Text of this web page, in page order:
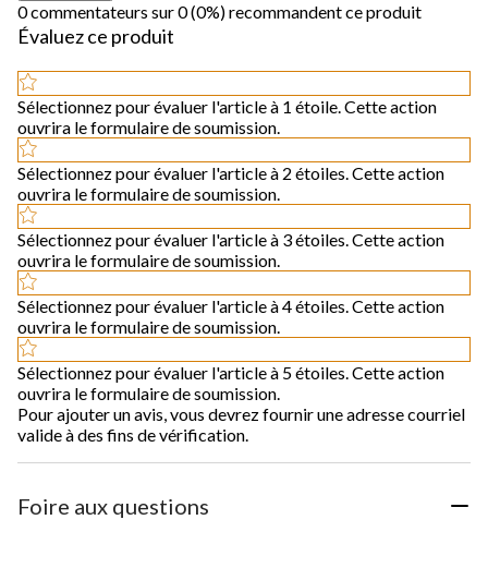
0 commentateurs sur 0 (0%) recommandent ce produit
Évaluez ce produit
Sélectionnez pour évaluer l'article à 1 étoile. Cette action
ouvrira le formulaire de soumission.
Sélectionnez pour évaluer l'article à 2 étoiles. Cette action
ouvrira le formulaire de soumission.
Sélectionnez pour évaluer l'article à 3 étoiles. Cette action
ouvrira le formulaire de soumission.
Sélectionnez pour évaluer l'article à 4 étoiles. Cette action
ouvrira le formulaire de soumission.
Sélectionnez pour évaluer l'article à 5 étoiles. Cette action
ouvrira le formulaire de soumission.
Pour ajouter un avis, vous devrez fournir une adresse courriel
valide à des fins de vérification.
Foire aux questions